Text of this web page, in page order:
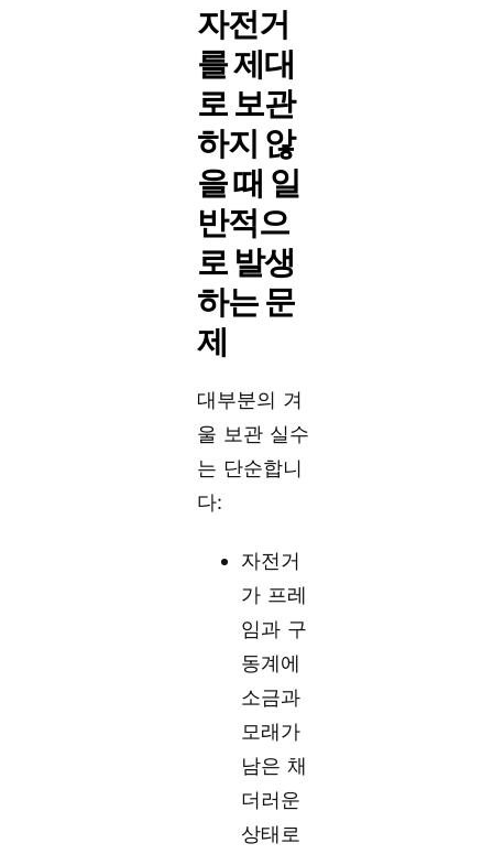
자전거
를 제대
로 보관
하지 않
을 때 일
반적으
로 발생
하는 문
제
대부분의 겨
울 보관 실수
는 단순합니
다:
자전거
가 프레
임과 구
동계에
소금과
모래가
남은 채
더러운
상태로